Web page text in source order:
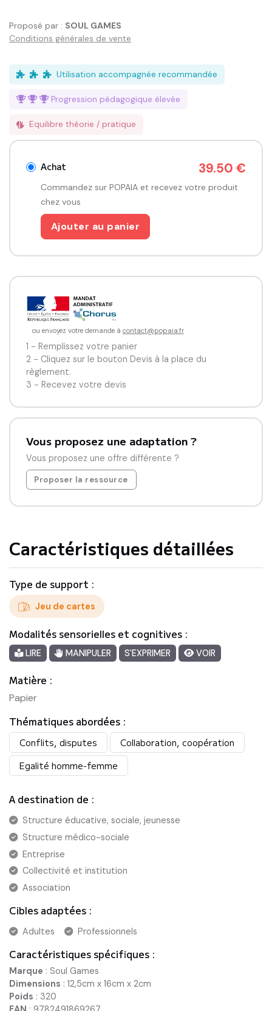
Proposé par : SOUL GAMES
Conditions générales de vente
Utilisation accompagnée recommandée
Progression pédagogique élevée
Equilibre théorie / pratique
Achat 39.50 €
Commandez sur POPAIA et recevez votre produit
chez vous
Ajouter au panier
ou envoyez votre demande à contact@popaia.fr
1 - Remplissez votre panier
2 - Cliquez sur le bouton Devis à la place du
règlement.
3 - Recevez votre devis
Vous proposez une adaptation ?
Vous proposez une offre différente ?
Proposer la ressource
Caractéristiques détaillées
Type de support :
Jeu de cartes
Modalités sensorielles et cognitives :
LIRE MANIPULER S'EXPRIMER VOIR
Matière :
Papier
Thématiques abordées :
Conflits, disputes
Collaboration, coopération
Egalité homme-femme
A destination de :
Structure éducative, sociale, jeunesse
Structure médico-sociale
Entreprise
Collectivité et institution
Association
Cibles adaptées :
Adultes Professionnels
Caractéristiques spécifiques :
Marque : Soul Games
Dimensions : 12,5cm x 16cm x 2cm
Poids : 320